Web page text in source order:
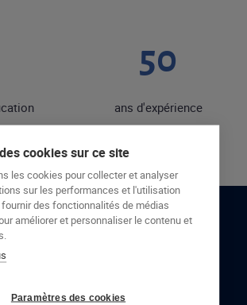
50
ans d'expérience
RESTONS EN CONTACT
cookies sur ce site
les cookies pour collecter et analyser
sur les performances et l'utilisation
des fonctionnalités de médias
améliorer et personnaliser le contenu et
Paramètres des cookies